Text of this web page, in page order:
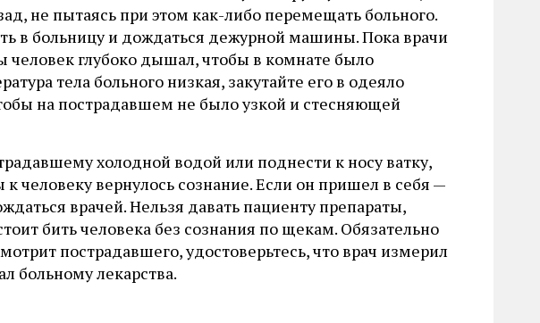
не пытаясь при этом как-либо перемещать больного.
в больницу и дождаться дежурной машины. Пока врачи
человек глубоко дышал, чтобы в комнате было
тела больного низкая, закутайте его в одеяло
на пострадавшем не было узкой и стесняющей
холодной водой или поднести к носу ватку,
человеку вернулось сознание. Если он пришел в себя —
врачей. Нельзя давать пациенту препараты,
бить человека без сознания по щекам. Обязательно
пострадавшего, удостоверьтесь, что врач измерил
больному лекарства.